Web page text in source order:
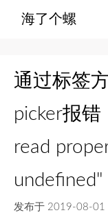
海了个螺
通过标签
picker报错
read
undefined"
发布于 2019-08-01